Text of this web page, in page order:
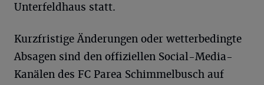
Unterfeldhaus statt.
Kurzfristige Änderungen oder wetterbedingte
Absagen sind den offiziellen Social-Media-
Kanälen des FC Parea Schimmelbusch auf